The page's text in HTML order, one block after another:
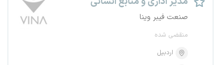
صنعت فیبر وینا
منقضی شده
اردبیل